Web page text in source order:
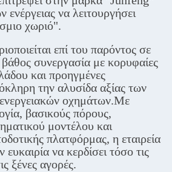
να λειτουργήσει
χωριό".
επί του παρόντος σε
βάθος συνεργασία με κορυφαίες
και προηγμένες
την αλυσίδα αξίας των
οχημάτων.Με
βασικούς πόρους,
μοντέλου και
πλατφόρμας, η εταιρεία
ευκαιρία να κερδίσει τόσο τις
ξένες αγορές.